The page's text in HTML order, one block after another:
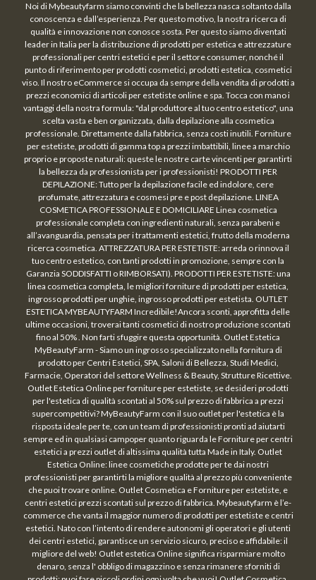
Noi di Mybeautyfarm siamo convinti che la bellezza nasca soltanto dalla
conoscenza e dall’esperienza. Per questo motivo, la nostra ricerca di
qualità e innovazione non conosce sosta. Per questo siamo diventati
leader in Italia per la distribuzione di prodotti per estetica e attrezzature
professionali per centri estetici e per il settore consumer, nonché il
punto di riferimento per prodotti cosmetici, prodotti estetica, cosmetici
viso. Il nostro eCommerce si occupa da sempre della vendita di prodotti a
prezzi economici di articoli per estetiste online e spa. Tocca con mano i
vantaggi della nostra formula: "dal produttore al tuo centro estetico", una
scelta vasta e ben organizzata, dalla depilazione alla cosmetica
professionale. Direttamente dalla fabbrica, senza costi inutili. Forniture
per estetiste, prodotti di gamma top a prezzi imbattibili, linee a marchio
proprio e proposte naturali: queste le nostre carte vincenti per garantirti
la bellezza da professionista per i professionisti! PRODOTTI PER
DEPILAZIONE: Tutto per la depilazione facile ed indolore, cere
profumate, attrezzatura e cosmesi pre e post depilazione. LINEA
COSMETICA PROFESSIONALE E DOMICILIARE Linea cosmetica
professionale completa con ingredienti naturali, senza parabeni e
all’avanguardia, pensata per i trattamenti estetici, frutto della moderna
ricerca cosmetica. ATTREZZATURA PER ESTETISTE: arreda o rinnova il
tuo centro estetico, con tanti prodotti in promozione, sempre con la
Garanzia SODDISFATTI o RIMBORSATI). PRODOTTI PER ESTETISTE: una
linea cosmetica completa, le migliori forniture di prodotti per estetica,
ingrosso prodotti per unghie, ingrosso prodotti per estetista. OUTLET
ESTETICA MYBEAUTYFARM Incredibile!Ancora sconti, approfitta delle
ultime occasioni, troverai tanti cosmetici di nostro produzione scontati
fino al 50% . Non farti sfuggire questa opportunità. Outlet Estetica
MyBeautyFarm - Siamo un ingrosso specializzato nella fornitura di
prodotto per Centri Estetici, SPA, Saloni di Bellezza, Studi Medici,
Farmacie, Operatori del settore Wellness & Beauty, Strutture Ricettive.
Outlet Estetica Online per forniture per estetiste, se desideri prodotti
per l'estetica di qualità scontati al 50% sul prezzo di fabbrica a prezzi
supercompetitivi? MyBeautyFarm con il suo outlet per l'estetica è la
risposta ideale per te, con un team di professionisti pronti ad aiutarti
sempre ed in qualsiasi campoper quanto riguarda le Forniture per centri
estetici a prezzi outlet di altissima qualità tutta Made in Italy. Outlet
Estetica Online: linee cosmetiche prodotte per te dai nostri
professionisti per garantirti la migliore qualità al prezzo più conveniente
che puoi trovare online. Outlet Cosmetica e Forniture per estetiste, e
centri estetici prezzi scontati sul prezzo di fabbrica. Mybeautyfarm è l’e-
commerce che vanta il maggior numero di prodotti per estetiste e centri
estetici. Nato con l’intento di rendere autonomi gli operatori e gli utenti
dei centri estetici, garantisce un servizio sicuro, preciso e affidabile: il
migliore del web! Outlet estetica Online significa risparmiare molto
denaro, senza l' obbligo di magazzino e senza rimanere sforniti di